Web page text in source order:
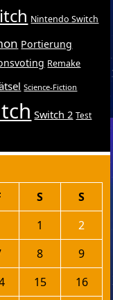
Nintendo Switch
Portierung
Remake
Science-Fiction
Switch 2 Test
S
S
1
2
8
9
15
16